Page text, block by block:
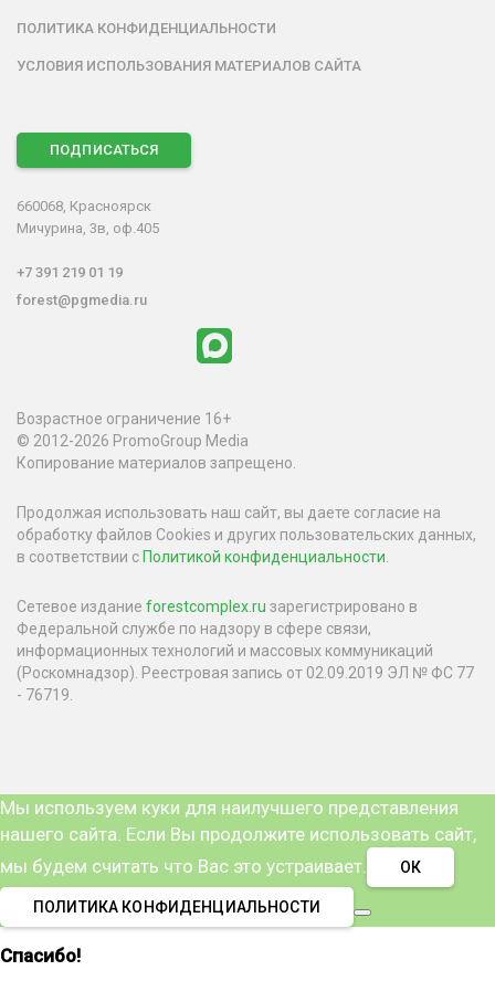
ПОЛИТИКА КОНФИДЕНЦИАЛЬНОСТИ
УСЛОВИЯ ИСПОЛЬЗОВАНИЯ МАТЕРИАЛОВ САЙТА
ПОДПИСАТЬСЯ
660068, Красноярск
Мичурина, 3в, оф.405
+7 391 219 01 19
forest@pgmedia.ru
Возрастное ограничение 16+
© 2012-2026 PromoGroup Media
Копирование материалов запрещено.
Продолжая использовать наш сайт, вы даете согласие на
обработку файлов Cookies и других пользовательских данных,
в соответствии сПолитикой конфиденциальности
Сетевое издание forestcomplex.ru зарегистрировано в
Федеральной службе по надзору в сфере связи,
информационных технологий и массовых коммуникаций
(Роскомнадзор). Реестровая запись от 02.09.2019 ЭЛ № ФС 77
- 76719.
Мы используем куки для наилучшего представления
нашего сайта. Если Вы продолжите использовать сайт,
мы будем считать что Вас это устраивает.
ОК
ПОЛИТИКА КОНФИДЕНЦИАЛЬНОСТИ
Спасибо!